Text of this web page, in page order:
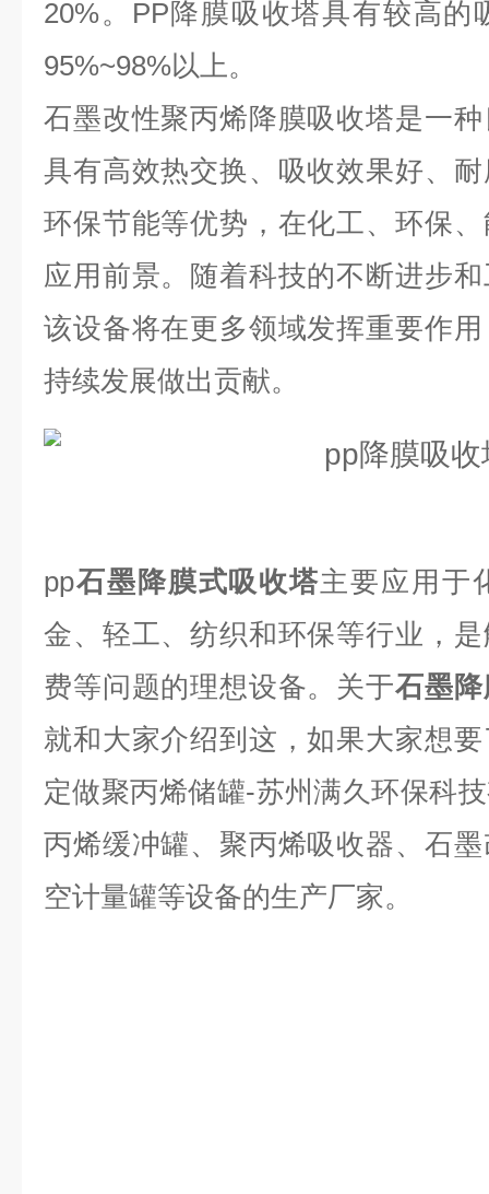
20%。PP降膜吸收塔具有较高的
95%~98%以上。
石墨改性聚丙烯降膜吸收塔是一
具有高效热交换、吸收效果好、
环保节能等优势，在化工、环保
应用前景。随着科技的不断进步
该设备将在更多领域发挥重要作
持续发展做出贡献。
pp石墨降膜式吸收塔主要应用于
金、轻工、纺织和环保等行业，
费等问题的理想设备。关于石墨
就和大家介绍到这，如果大家想
定做聚丙烯储罐-苏州满久环保科
丙烯缓冲罐、聚丙烯吸收器、石
空计量罐等设备的生产厂家。